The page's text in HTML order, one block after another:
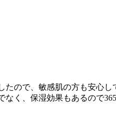
ので、敏感肌の方も安心
く、保湿効果もあるので